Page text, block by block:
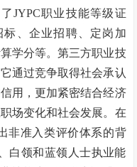
JYPC职业技能等级证
标、企业招聘、定岗加
学分等。第三方职业技
通过竞争取得社会承认
用，更加紧密结合经济
场变化和社会发展。在
非准入类评价体系的背
白领和蓝领人士执业能